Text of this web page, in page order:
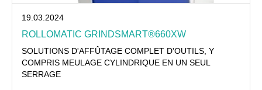
19.03.2024
ROLLOMATIC GRINDSMART®660XW
SOLUTIONS D'AFFÛTAGE COMPLET D'OUTILS, Y
COMPRIS MEULAGE CYLINDRIQUE EN UN SEUL
SERRAGE